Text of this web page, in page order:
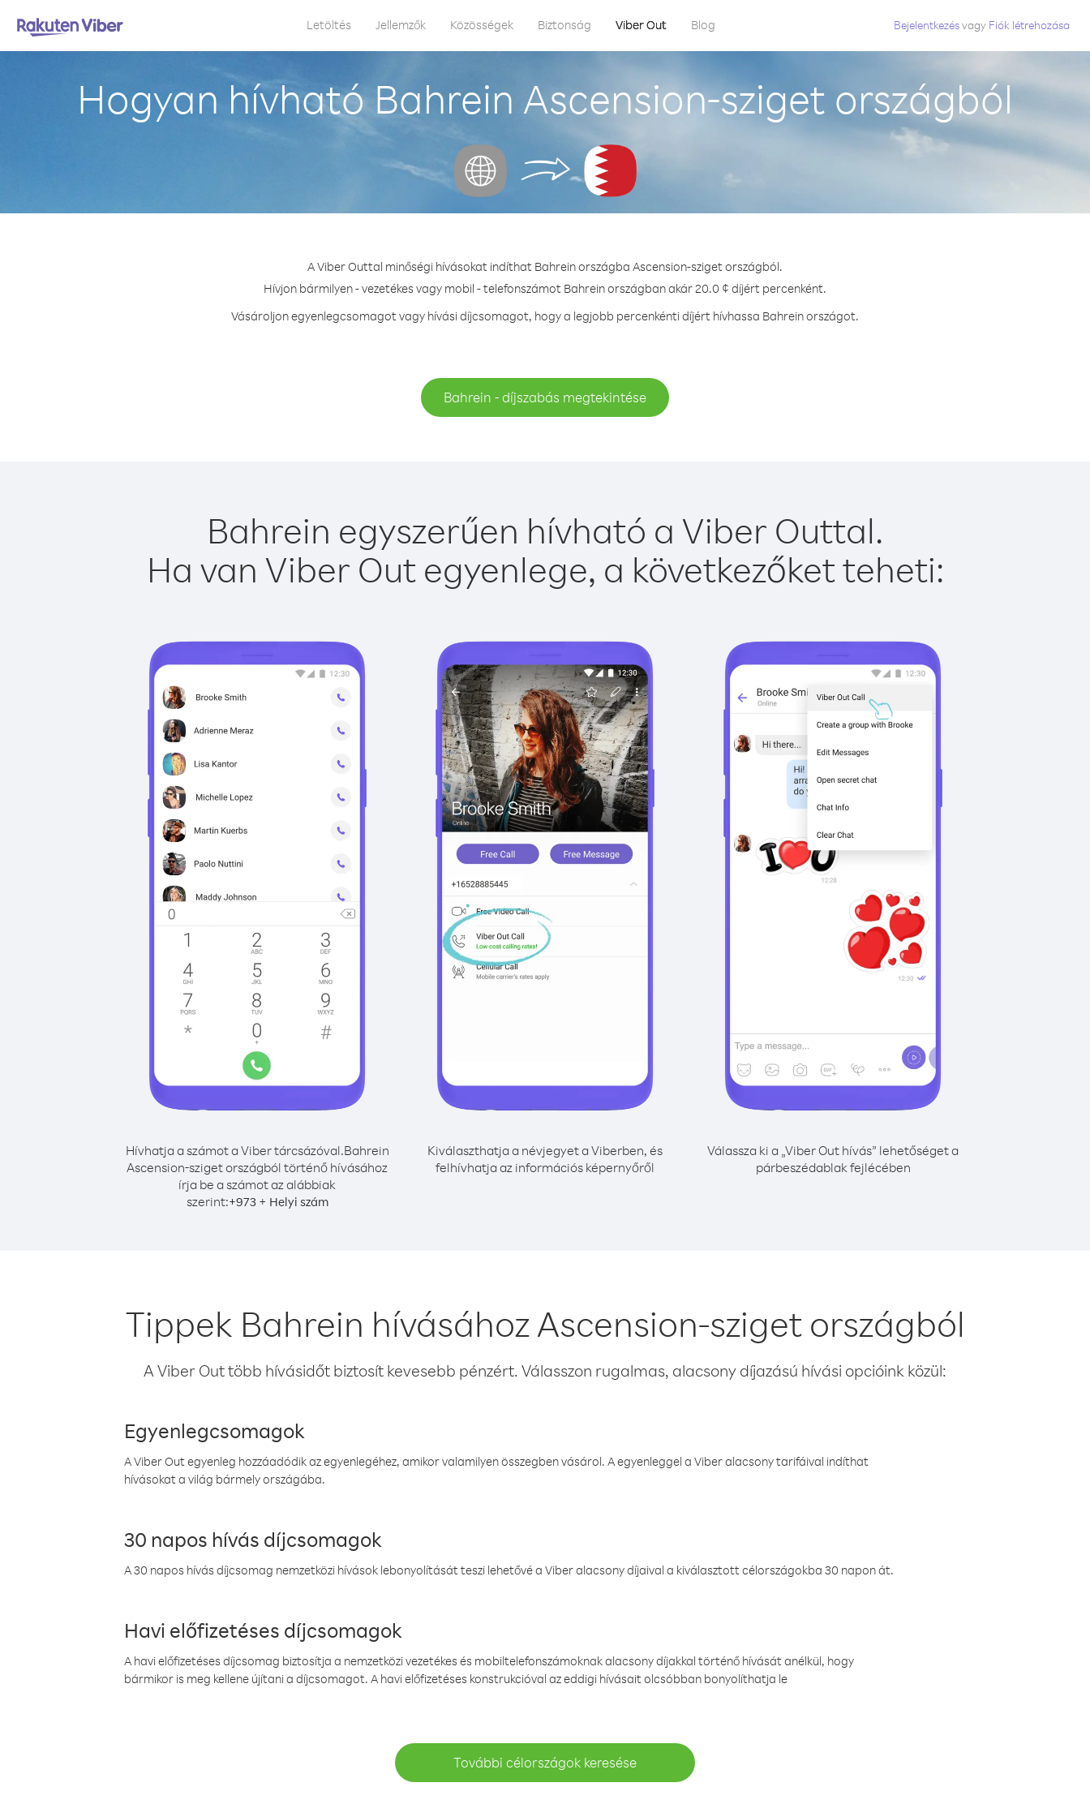
Letöltés Jellemzők Közösségek Biztonság Viber Out Blog Bejelentkezésvagy Fiók létrehozása
Hogyan hívható Bahrein Ascension-sziget országból
A Viber Outtal minőségi hívásokat indíthat Bahrein országba Ascension-sziget országból.
Hívjon bármilyen - vezetékes vagy mobil - telefonszámot Bahrein országban akár 20.0 ¢ díjért percenként.
Vásároljon egyenlegcsomagot vagy hívási díjcsomagot, hogy a legjobb percenkénti díjért hívhassa Bahrein országot.
Bahrein - díjszabás megtekintése
Bahrein egyszerűen hívható a Viber Outtal.
Ha van Viber Out egyenlege, a következőket teheti:
Hívhatja a számot a Viber tárcsázóval.Bahrein
Ascension-sziget országból történő hívásához
írja be a számot az alábbiak
szerint:+973+ Helyi szám
Kiválaszthatja a névjegyet a Viberben, és
felhívhatja az információs képernyőről
Válassza ki a „Viber Out hívás” lehetőséget a
párbeszédablak fejlécében
Tippek Bahrein hívásához Ascension-sziget országból
A Viber Out több hívásidőt biztosít kevesebb pénzért. Válasszon rugalmas, alacsony díjazású hívási opcióink közül:
Egyenlegcsomagok
A Viber Out egyenleg hozzáadódik az egyenlegéhez, amikor valamilyen összegben vásárol. A egyenleggel a Viber alacsony tarifáival indíthat
hívásokat a világ bármely országába.
30 napos hívás díjcsomagok
A 30 napos hívás díjcsomag nemzetközi hívások lebonyolítását teszi lehetővé a Viber alacsony díjaival a kiválasztott célországokba 30 napon át.
Havi előfizetéses díjcsomagok
A havi előfizetéses díjcsomag biztosítja a nemzetközi vezetékes és mobiltelefonszámoknak alacsony díjakkal történő hívását anélkül, hogy
bármikor is meg kellene újítani a díjcsomagot. A havi előfizetéses konstrukcióval az eddigi hívásait olcsóbban bonyolíthatja le
További célországok keresése